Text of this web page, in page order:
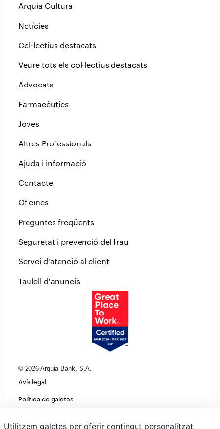
Arquia Cultura
Notícies
Col·lectius destacats
Veure tots els col·lectius destacats
Advocats
Farmacèutics
Joves
Altres Professionals
Ajuda i informació
Contacte
Oficines
Preguntes freqüents
Seguretat i prevenció del frau
Servei d'atenció al client
Taulell d'anuncis
© 2026 Arquia Bank, S.A.
Avís legal
Política de galetes
Utilitzem galetes per oferir contingut personalitzat,